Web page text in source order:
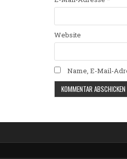
Website
Name, E-Mail-